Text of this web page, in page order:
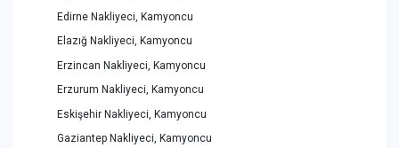
Edirne Nakliyeci, Kamyoncu
Elazığ Nakliyeci, Kamyoncu
Erzincan Nakliyeci, Kamyoncu
Erzurum Nakliyeci, Kamyoncu
Eskişehir Nakliyeci, Kamyoncu
Gaziantep Nakliyeci, Kamyoncu